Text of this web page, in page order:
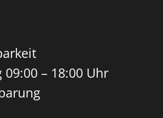
– 18:00 Uhr